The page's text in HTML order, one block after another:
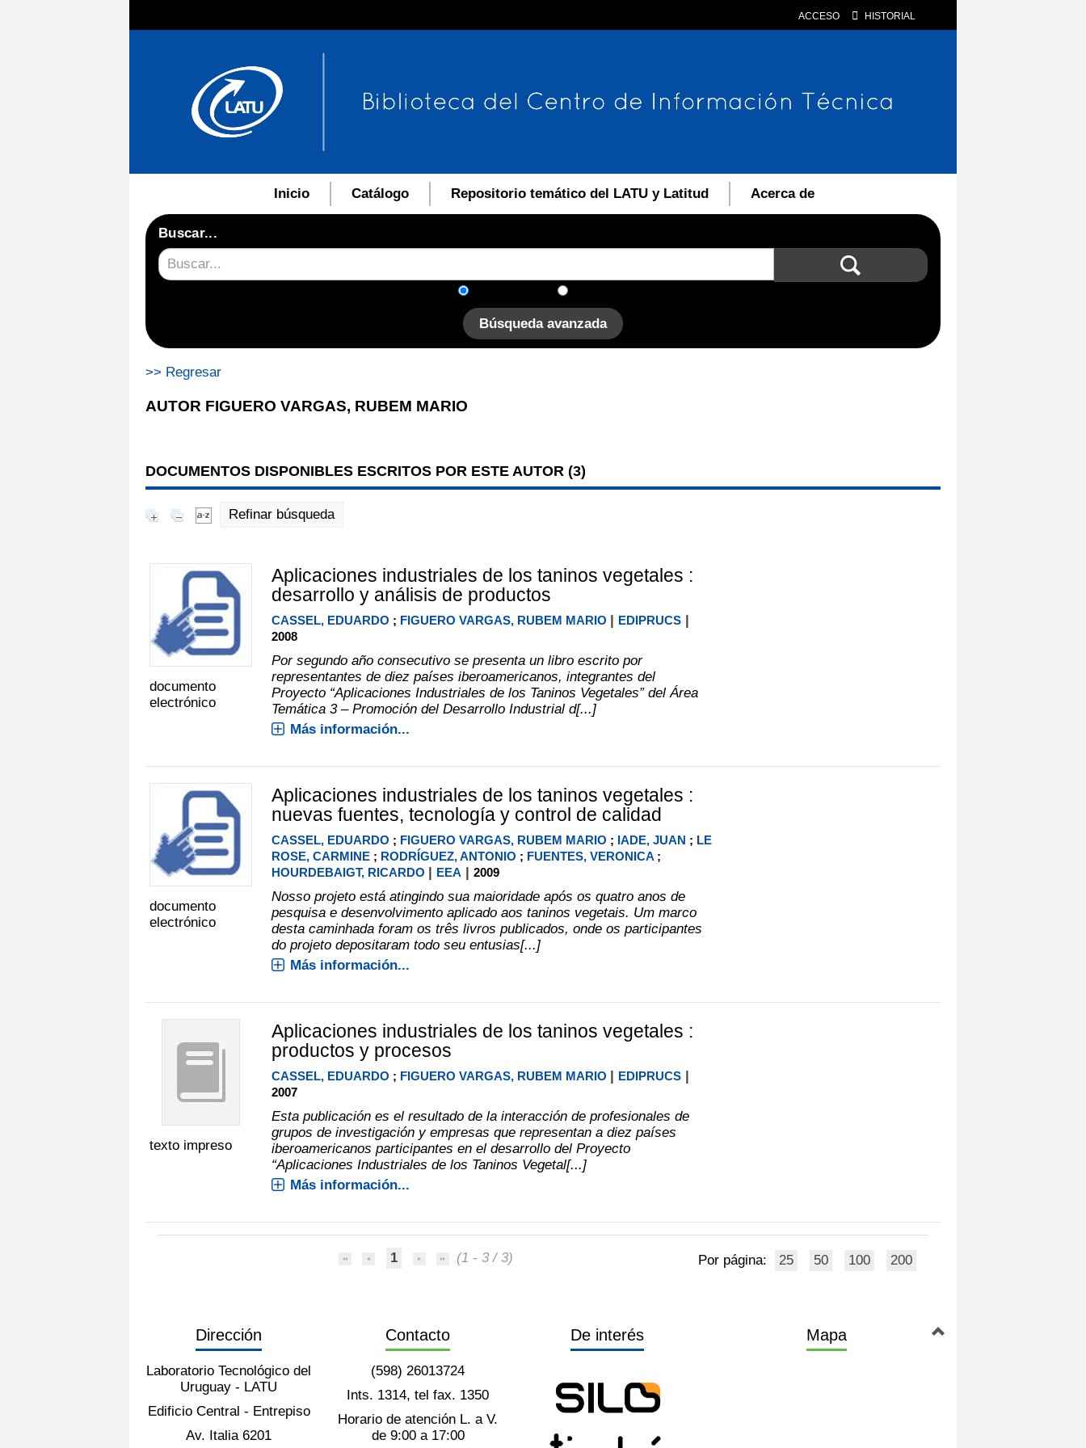
ACCESO HISTORIAL
Inicio Catálogo Repositorio temático del LATU y Latitud Acerca de
Buscar...
Búsqueda avanzada
>> Regresar
AUTOR FIGUERO VARGAS, RUBEM MARIO
DOCUMENTOS DISPONIBLES ESCRITOS POR ESTE AUTOR (3)
Refinar búsqueda
documento
electrónico
Aplicaciones industriales de los taninos vegetales :
desarrollo y análisis de productos
CASSEL, EDUARDO ; FIGUERO VARGAS, RUBEM MARIO | EDIPRUCS|
2008
Por segundo año consecutivo se presenta un libro escrito por
representantes de diez países iberoamericanos, integrantes del
Proyecto “Aplicaciones Industriales de los Taninos Vegetales” del Área
Temática 3 – Promoción del Desarrollo Industrial d[...]
Más información...
documento
electrónico
Aplicaciones industriales de los taninos vegetales :
nuevas fuentes, tecnología y control de calidad
CASSEL, EDUARDO ; FIGUERO VARGAS, RUBEM MARIO ; IADE, JUAN ; LE
ROSE, CARMINE; RODRÍGUEZ, ANTONIO ; FUENTES, VERONICA;
HOURDEBAIGT, RICARDO | EEA| 2009
Nosso projeto está atingindo sua maioridade após os quatro anos de
pesquisa e desenvolvimento aplicado aos taninos vegetais. Um marco
desta caminhada foram os três livros publicados, onde os participantes
do projeto depositaram todo seu entusias[...]
Más información...
texto impreso
Aplicaciones industriales de los taninos vegetales :
productos y procesos
CASSEL, EDUARDO ; FIGUERO VARGAS, RUBEM MARIO | EDIPRUCS|
2007
Esta publicación es el resultado de la interacción de profesionales de
grupos de investigación y empresas que representan a diez países
iberoamericanos participantes en el desarrollo del Proyecto
“Aplicaciones Industriales de los Taninos Vegetal[...]
Más información...
1 (1 - 3 / 3) Por página: 25 50 100 200
Dirección
Laboratorio Tecnológico del
Uruguay - LATU
Edificio Central - Entrepiso
Av. Italia 6201
Contacto
(598) 26013724
Ints. 1314, tel fax. 1350
Horario de atención L. a V.
de 9:00 a 17:00
De interés Mapa